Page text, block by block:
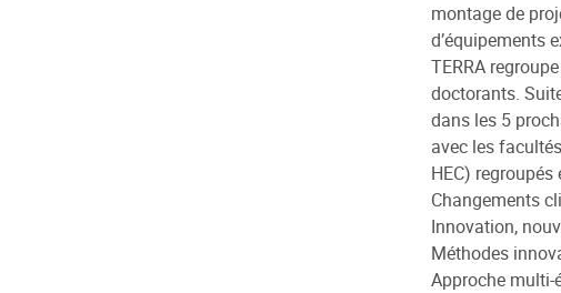
montage de
d’équipements
TERRA
doctorants.
dans les 5
avec les
HEC)
Changements
Innovation,
Méthodes
Approche multi-